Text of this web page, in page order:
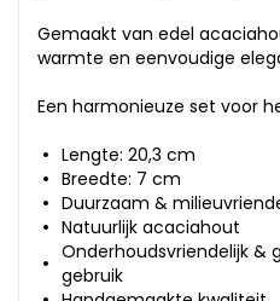
Gemaakt van edel
warmte en eenvoudige
Een harmonieuze set voor
Lengte: 20,3 cm
Breedte: 7 cm
Duurzaam &
Natuurlijk acaciahout
Onderhoudsvriendelijk &
gebruik